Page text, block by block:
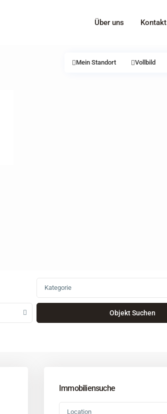
Über uns Kontakt
Mein Standort Vollbild
Kategorie
Immobiliensuche